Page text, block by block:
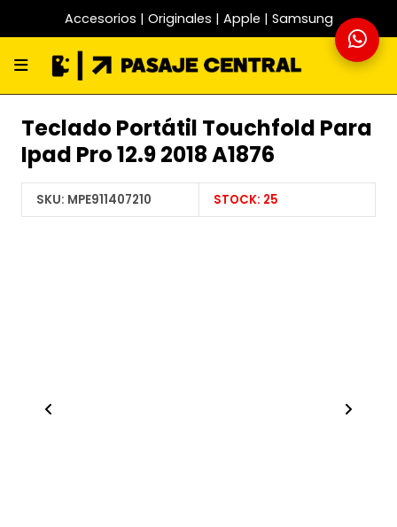
Accesorios | Originales | Apple | Samsung
Teclado Portátil Touchfold Para
Ipad Pro 12.9 2018 A1876
SKU: MPE911407210 STOCK: 25